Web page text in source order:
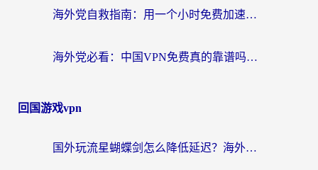
海外党自救指南：用一个小时免费加速器，轻松打破国内资源访问壁垒？
海外党必看：中国VPN免费真的靠谱吗？手把手教你选对回国加速器
回国游戏vpn
国外玩流星蝴蝶剑怎么降低延迟？海外党必看的加速秘籍（含欧洲鸣潮&彩虹岛优化攻略）